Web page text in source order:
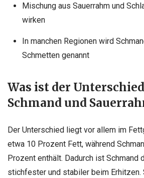
Mischung aus Sauerrahm und
wirken
In manchen Regionen wird
Schmetten genannt
Was ist der
Schmand und
Der Unterschied liegt vor allem im
etwa 10 Prozent Fett, während
Prozent enthält. Dadurch ist Schmand
stichfester und stabiler beim Erhitzen.